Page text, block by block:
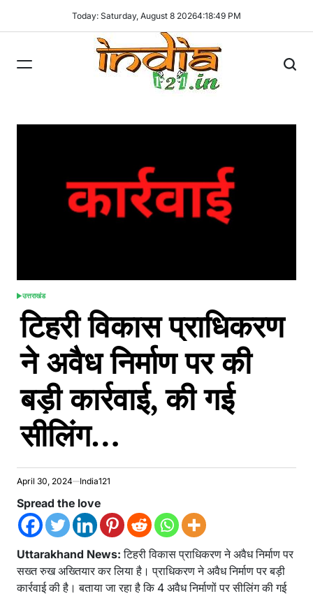
Today: Saturday, August 8 20264:18:49 PM
POSTED
IN
उत्तराखंड
टिहरी विकास प्राधिकरण
ने अवैध निर्माण पर की
बड़ी कार्रवाई, की गई
सीलिंग…
April 30, 2024 India121
Spread the love
Uttarakhand News: टिहरी विकास प्राधिकरण ने अवैध निर्माण पर
सख्त रुख अख्तियार कर लिया है। प्राधिकरण ने अवैध निर्माण पर बड़ी
कार्रवाई की है। बताया जा रहा है कि 4 अवैध निर्माणों पर सीलिंग की गई